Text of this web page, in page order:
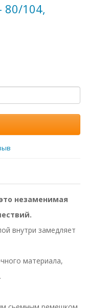
80/104,
незаменимая
внутри замедляет
материала,